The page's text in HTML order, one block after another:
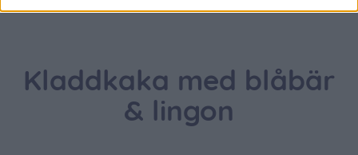
Kladdkaka med blåbär
& lingon